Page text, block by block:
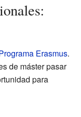
Erasmus.
de máster pasar
para